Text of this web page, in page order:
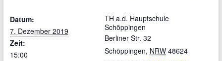
Datum:
7. Dezember 2019
Zeit:
15:00
TH a.d. Hauptschule
Schöppingen
Berliner Str. 32
Schöppingen, NRW 48624